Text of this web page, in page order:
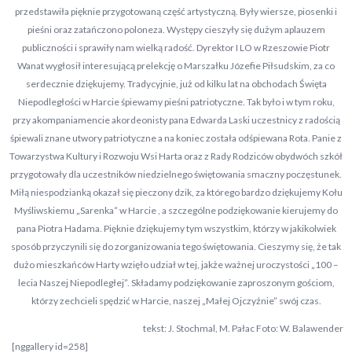
przedstawiła pięknie przygotowaną część artystyczną. Były wiersze, piosenki i
pieśni oraz zatańczono poloneza. Występy cieszyły się dużym aplauzem
publiczności i sprawiły nam wielką radość. Dyrektor I LO w Rzeszowie Piotr
Wanat wygłosił interesującą prelekcję o Marszałku Józefie Piłsudskim, za co
serdecznie dziękujemy. Tradycyjnie, już od kilku lat na obchodach Święta
Niepodległości w Harcie śpiewamy pieśni patriotyczne. Tak było i w tym roku,
przy akompaniamencie akordeonisty pana Edwarda Laski uczestnicy z radością
śpiewali znane utwory patriotyczne a na koniec została odśpiewana Rota. Panie z
Towarzystwa Kultury i Rozwoju Wsi Harta oraz z Rady Rodziców obydwóch szkół
przygotowały dla uczestników niedzielnego świętowania smaczny poczęstunek.
Miłą niespodzianką okazał się pieczony dzik, za którego bardzo dziękujemy Kołu
Myśliwskiemu „Sarenka” w Harcie , a szczególne podziękowanie kierujemy do
pana Piotra Hadama. Pięknie dziękujemy tym wszystkim, którzy w jakikolwiek
sposób przyczynili się do zorganizowania tego świętowania. Cieszymy się, że tak
dużo mieszkańców Harty wzięło udział w tej, jakże ważnej uroczystości „100 –
lecia Naszej Niepodległej”. Składamy podziękowanie zaproszonym gościom,
którzy zechcieli spędzić w Harcie, naszej „Małej Ojczyźnie” swój czas.
tekst: J. Stochmal, M. Pałac Foto: W. Balawender
[nggallery id=258]